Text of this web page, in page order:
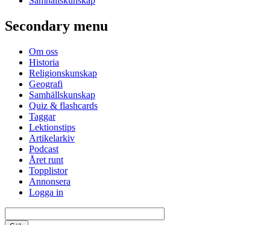
Secondary menu
Om oss
Historia
Religionskunskap
Geografi
Samhällskunskap
Quiz & flashcards
Taggar
Lektionstips
Artikelarkiv
Podcast
Året runt
Topplistor
Annonsera
Logga in